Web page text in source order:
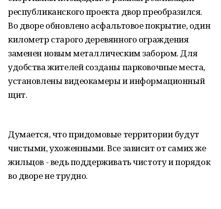
республиканского проекта двор преобразился.
Во дворе обновлено асфальтовое покрытие, один
километр старого деревянного ограждения
заменен новым металлическим забором. Для
удобства жителей созданы парковочные места,
установлены видеокамеры и информационный
щит.
Думается, что придомовые территории будут
чистыми, ухоженными. Все зависит от самих же
жильцов - ведь поддерживать чистоту и порядок
во дворе не трудно.